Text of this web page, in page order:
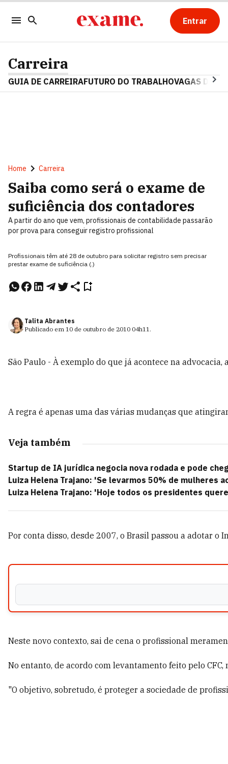
Entrar
Carreira
GUIA DE CARREIRAFUTURO DO TRABALHOVAGAS DE
Home Carreira
Saiba como será o exame de
suficiência dos contadores
A partir do ano que vem, profissionais de contabilidade passarão
por prova para conseguir registro profissional
Profissionais têm até 28 de outubro para solicitar registro sem precisar
prestar exame de suficiência (.)
Talita Abrantes
Publicado em 10 de outubro de 2010 04h11.
São Paulo - À exemplo do que já acontece na
A regra é apenas uma das várias mudanças que
Veja também
Startup de IA jurídica negocia nova rodada e pode
Luiza Helena Trajano: 'Se levarmos 50% de mulheres
Luiza Helena Trajano: 'Hoje todos os presidentes
Por conta disso, desde 2007, o Brasil passou a adotar
Neste novo contexto, sai de cena o profissional
No entanto, de acordo com levantamento feito pelo
"O objetivo, sobretudo, é proteger a sociedade de